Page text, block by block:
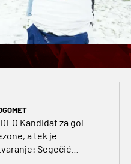
Kandidat za gol
a tek je
Segečić